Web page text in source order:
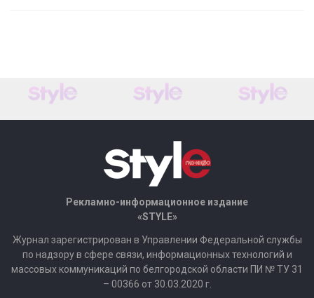
Рекламно-информационное издание
«STYLE»
Журнал зарегистрирован в Управлении Федеральной службы
по надзору в сфере связи, информационных технологий и
массовых коммуникаций по белгородской области ПИ № ТУ 31
– 00366 от 30.03.2020 г.